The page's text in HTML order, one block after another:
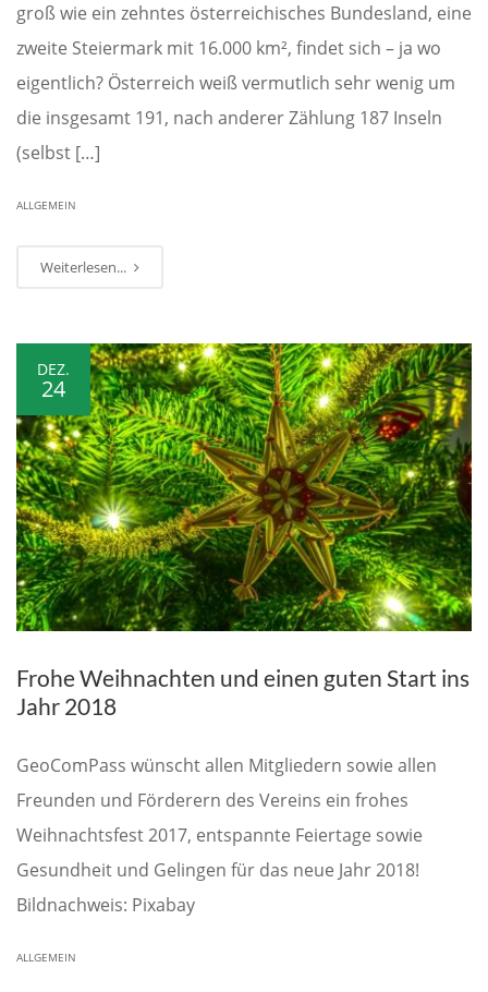
groß wie ein zehntes österreichisches Bundesland, eine
zweite Steiermark mit 16.000 km², findet sich – ja wo
eigentlich? Österreich weiß vermutlich sehr wenig um
die insgesamt 191, nach anderer Zählung 187 Inseln
(selbst […]
ALLGEMEIN
Weiterlesen...
DEZ.
24
Frohe Weihnachten und einen guten Start ins
Jahr 2018
GeoComPass wünscht allen Mitgliedern sowie allen
Freunden und Förderern des Vereins ein frohes
Weihnachtsfest 2017, entspannte Feiertage sowie
Gesundheit und Gelingen für das neue Jahr 2018!
Bildnachweis: Pixabay
ALLGEMEIN